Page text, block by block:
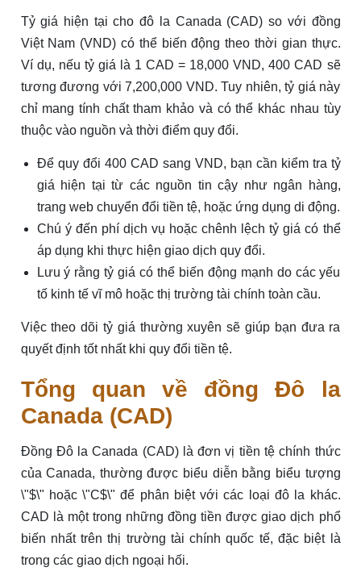
Tỷ giá hiện tại cho đô la Canada (CAD) so với đồng
Việt Nam (VND) có thể biến động theo thời gian thực.
Ví dụ, nếu tỷ giá là 1 CAD = 18,000 VND, 400 CAD sẽ
tương đương với 7,200,000 VND. Tuy nhiên, tỷ giá này
chỉ mang tính chất tham khảo và có thể khác nhau tùy
thuộc vào nguồn và thời điểm quy đổi.
Để quy đổi 400 CAD sang VND, bạn cần kiểm tra tỷ
giá hiện tại từ các nguồn tin cậy như ngân hàng,
trang web chuyển đổi tiền tệ, hoặc ứng dụng di động.
Chú ý đến phí dịch vụ hoặc chênh lệch tỷ giá có thể
áp dụng khi thực hiện giao dịch quy đổi.
Lưu ý rằng tỷ giá có thể biến động mạnh do các yếu
tố kinh tế vĩ mô hoặc thị trường tài chính toàn cầu.
Việc theo dõi tỷ giá thường xuyên sẽ giúp bạn đưa ra
quyết định tốt nhất khi quy đổi tiền tệ.
Tổng quan về đồng Đô la
Canada (CAD)
Đồng Đô la Canada (CAD) là đơn vị tiền tệ chính thức
của Canada, thường được biểu diễn bằng biểu tượng
\"$\" hoặc \"C$\" để phân biệt với các loại đô la khác.
CAD là một trong những đồng tiền được giao dịch phổ
biến nhất trên thị trường tài chính quốc tế, đặc biệt là
trong các giao dịch ngoại hối.